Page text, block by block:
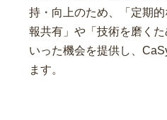
持・向上のため、「定期
報共有」や「技術を磨く
いった機会を提供し、
ます。